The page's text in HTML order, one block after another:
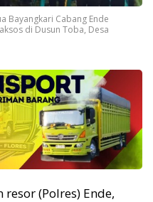
Bayangkari Cabang Ende
di Dusun Toba, Desa
resor (Polres) Ende,